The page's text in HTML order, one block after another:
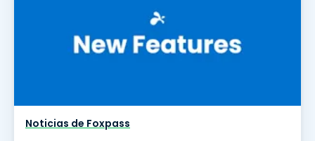
Noticias de Foxpass